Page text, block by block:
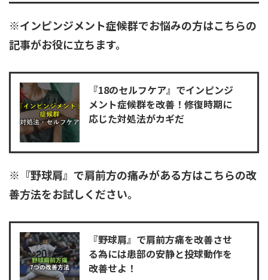
※インピンジメント症候群でお悩みの方はこちらの
記事がお役に立ちます。
『18のセルフケア』でインピンジ
メント症候群を改善！修復時期に
応じた対処法がカギだ
※『野球肩』で肩前方の痛みがある方はこちらの改
善方法をお試しください。
『野球肩』で肩前方痛を改善させ
る為には患部の安静と投球動作を
改善せよ！